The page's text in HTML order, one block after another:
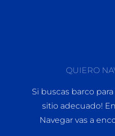
QUIERO
Si buscas barco
sitio adecuado!
Navegar vas a